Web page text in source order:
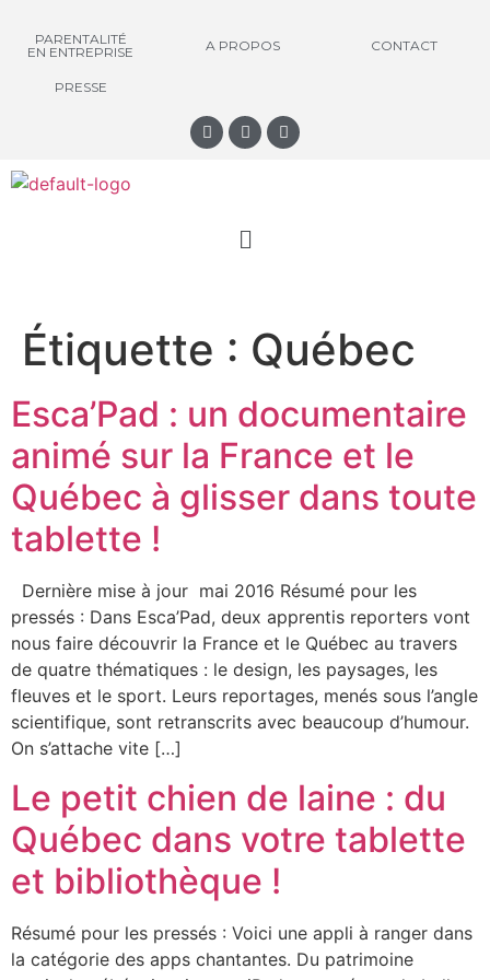
PARENTALITÉ
EN ENTREPRISE
A PROPOS CONTACT
PRESSE
Étiquette : Québec
Esca’Pad : un documentaire
animé sur la France et le
Québec à glisser dans toute
tablette !
Dernière mise à jour mai 2016 Résumé pour les
pressés : Dans Esca’Pad, deux apprentis reporters vont
nous faire découvrir la France et le Québec au travers
de quatre thématiques : le design, les paysages, les
fleuves et le sport. Leurs reportages, menés sous l’angle
scientifique, sont retranscrits avec beaucoup d’humour.
On s’attache vite […]
Le petit chien de laine : du
Québec dans votre tablette
et bibliothèque !
Résumé pour les pressés : Voici une appli à ranger dans
la catégorie des apps chantantes. Du patrimoine